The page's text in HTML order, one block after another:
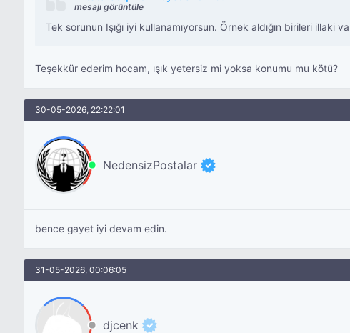
mesajı görüntüle
Tek sorunun Işığı iyi kullanamıyorsun. Örnek aldığın birileri illaki
Teşekkür ederim hocam, ışık yetersiz mi yoksa konumu mu kötü?
30-05-2026, 22:22:01
NedensizPostalar
bence gayet iyi devam edin.
31-05-2026, 00:06:05
djcenk